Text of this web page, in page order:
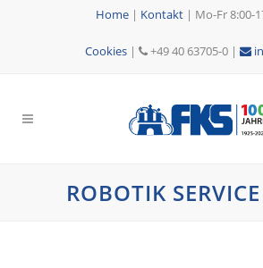
Home | Kontakt | Mo-Fr 8:00-
Cookies| +49 40 63705-0 |
ROBOTIK SERVICE